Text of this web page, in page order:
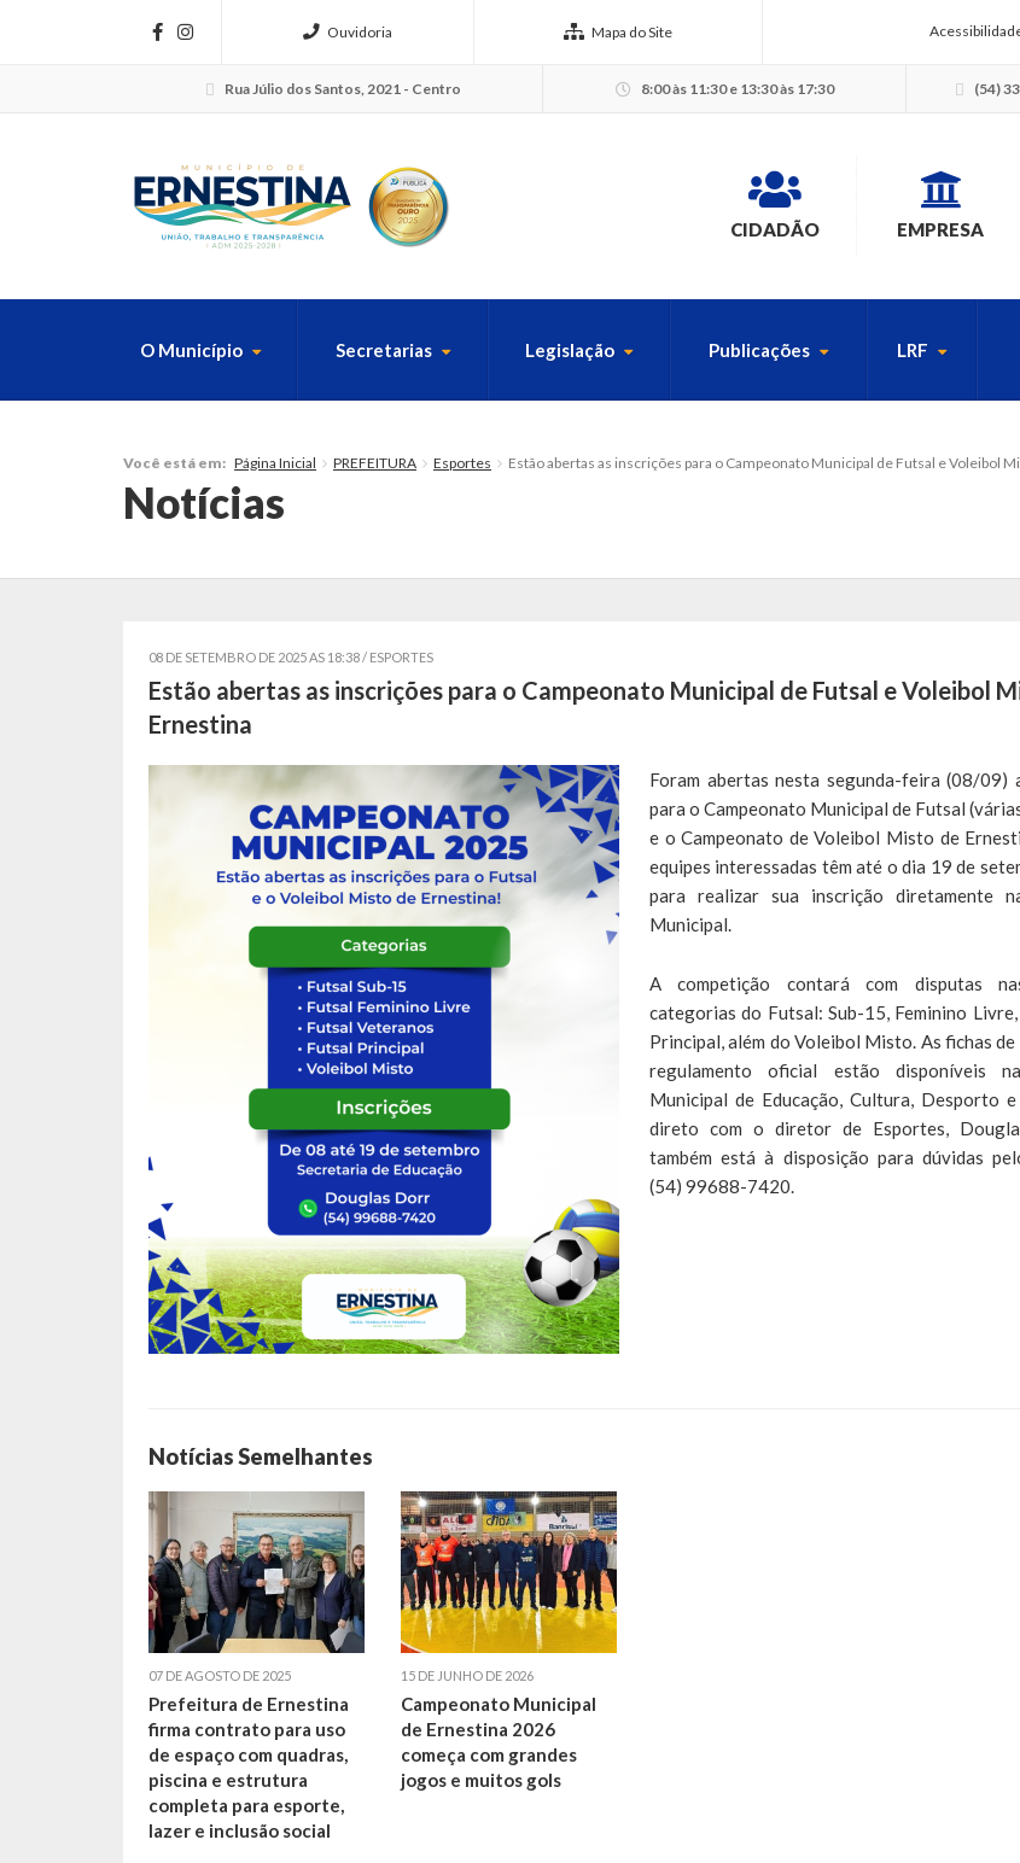
Ouvidoria Mapa do Site
Rua Júlio dos Santos, 2021 - Centro 8:00 às 11:30 e 13:30 às 17:30 (54)
CIDADÃO EMPRESA
O Município Secretarias Legislação Publicações LRF
Você está em: Página Inicial PREFEITURA Esportes Estão abertas as inscrições para o Campeonato Municipal de Futsal e Voleibol
Notícias
08 DE SETEMBRO DE 2025 AS 18:38 / ESPORTES
Estão abertas as inscrições para o Campeonato Municipal de Futsal e Voleibol
Ernestina
Foram abertas nesta segunda-feira (08/09)
para o Campeonato Municipal de Futsal
e o Campeonato de Voleibol Misto de
equipes interessadas têm até o dia 19 de
para realizar sua inscrição diretamente
Municipal.
A competição contará com disputas
categorias do Futsal: Sub-15, Feminino
Principal, além do Voleibol Misto. As fichas
regulamento oficial estão disponíveis
Municipal de Educação, Cultura, Desporto
direto com o diretor de Esportes,
também está à disposição para dúvidas
(54) 99688-7420.
Notícias Semelhantes
07 DE AGOSTO DE 2025
Prefeitura de Ernestina
firma contrato para uso
de espaço com quadras,
piscina e estrutura
completa para esporte,
lazer e inclusão social
15 DE JUNHO DE 2026
Campeonato Municipal
de Ernestina 2026
começa com grandes
jogos e muitos gols